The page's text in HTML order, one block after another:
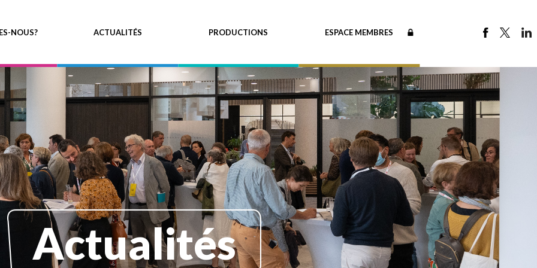
NOUS? ACTUALITÉS PRODUCTIONS ESPACE MEMBRES
Actualités